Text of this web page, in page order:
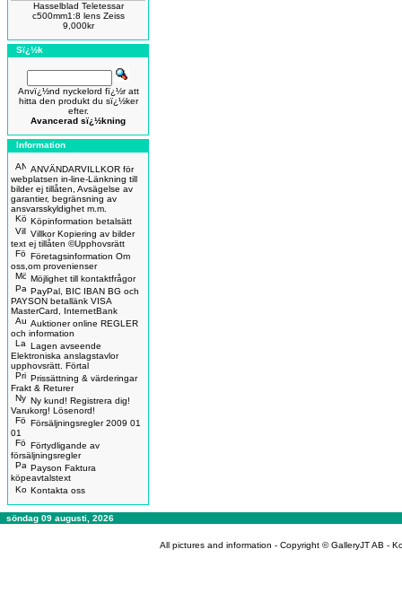
Hasselblad Teletessar
c500mm1:8 lens Zeiss
9,000kr
Sï¿½k
Anvï¿½nd nyckelord fï¿½r att
hitta den produkt du sï¿½ker
efter.
Avancerad sï¿½kning
Information
ANVÄNDARVILLKOR för
webplatsen in-line-Länkning till
bilder ej tillåten, Avsägelse av
garantier, begränsning av
ansvarsskyldighet m.m.
Köpinformation betalsätt
Villkor Kopiering av bilder
text ej tillåten ©Upphovsrätt
Företagsinformation Om
oss,om provenienser
Möjlighet till kontaktfrågor
PayPal, BIC IBAN BG och
PAYSON betallänk VISA
MasterCard, InternetBank
Auktioner online REGLER
och information
Lagen avseende
Elektroniska anslagstavlor
upphovsrätt. Förtal
Prissättning & värderingar
Frakt & Returer
Ny kund! Registrera dig!
Varukorg! Lösenord!
Försäljningsregler 2009 01
01
Förtydligande av
försäljningsregler
Payson Faktura
köpeavtalstext
Kontakta oss
söndag 09 augusti, 2026
All pictures and information - Copyright © GalleryJT AB -